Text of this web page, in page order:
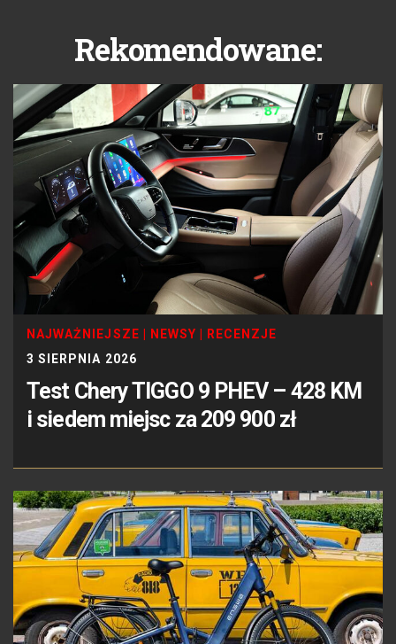
Rekomendowane:
NAJWAŻNIEJSZE | NEWSY | RECENZJE
3 SIERPNIA 2026
Test Chery TIGGO 9 PHEV – 428 KM
i siedem miejsc za 209 900 zł